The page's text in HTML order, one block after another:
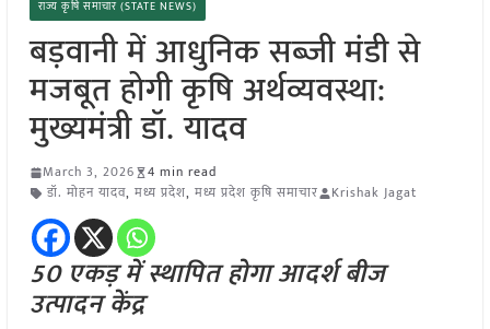
राज्य कृषि समाचार (STATE NEWS)
बड़वानी में आधुनिक सब्जी मंडी से
मजबूत होगी कृषि अर्थव्यवस्था:
मुख्यमंत्री डॉ. यादव
March 3, 2026
4 min read
डॉ. मोहन यादव, मध्य प्रदेश, मध्य प्रदेश कृषि समाचार Krishak Jagat
50 एकड़ में स्थापित होगा आदर्श बीज
उत्पादन केंद्र